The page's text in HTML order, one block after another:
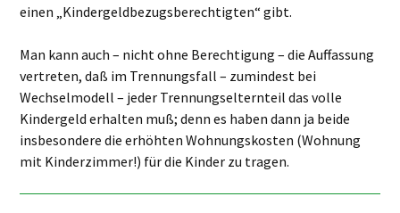
einen „Kindergeldbezugsberechtigten“ gibt.
Man kann auch – nicht ohne Berechtigung – die Auffassung
vertreten, daß im Trennungsfall – zumindest bei
Wechselmodell – jeder Trennungselternteil das volle
Kindergeld erhalten muß; denn es haben dann ja beide
insbesondere die erhöhten Wohnungskosten (Wohnung
mit Kinderzimmer!) für die Kinder zu tragen.